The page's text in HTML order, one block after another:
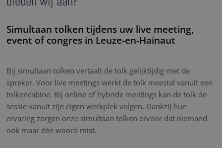
Simultaan tolken tijdens uw live meeting,
event of congres in Leuze-en-Hainaut
Bij simultaan tolken vertaalt de tolk gelijktijdig met de
spreker. Voor live meetings werkt de tolk meestal vanuit een
tolkencabine. Bij online of hybride meetings kan de tolk de
sessie vanuit zijn eigen werkplek volgen. Dankzij hun
ervaring zorgen onze simultaan tolken ervoor dat niemand
ook maar één woord mist.